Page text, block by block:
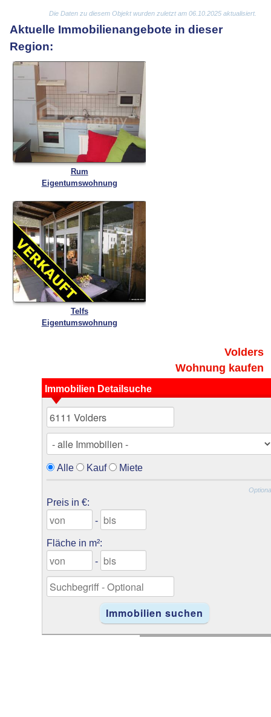
Die Daten zu diesem Objekt wurden zuletzt am 06.10.2025 aktualisiert.
Aktuelle Immobilienangebote in dieser
Region:
Rum
Eigentumswohnung
Telfs
Eigentumswohnung
Volders
Wohnung kaufen
Immobilien Detailsuche
Alle Kauf Miete
Preis in €:
-
Fläche in m²:
-